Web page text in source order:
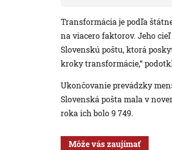
Transformácia je podľa
na viacero faktorov. Jeho
Slovenskú poštu, ktorá
kroky transformácie,“
Ukončovanie prevádzky
Slovenská pošta mala v
roka ich bolo 9 749.
Môže vás zaujímať